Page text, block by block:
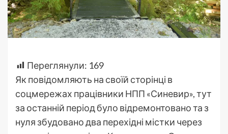
Переглянули: 169
Як повідомляють на своїй сторінці в
соцмережах працівники НПП «Синевир», тут
за останній період було відремонтовано та з
нуля збудовано два перехідні містки через